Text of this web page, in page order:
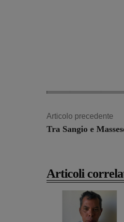
Articolo precedente
Tra Sangio e
Articoli